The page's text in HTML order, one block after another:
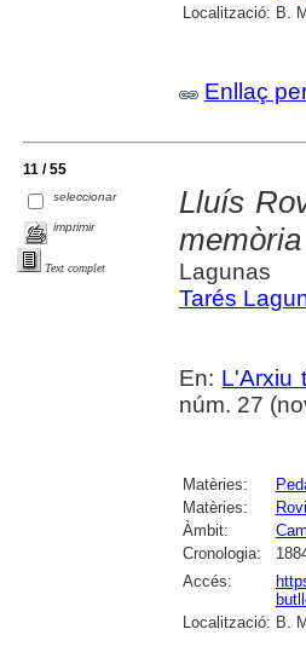
Localització: B.
Enllaç
11 / 55
seleccionar
imprimir
Text complet
Lluís
Lagunas
Tarés
En: L'Arxiu
núm. 27
Matèries:
Matèries:
Àmbit:
Cronologia:
Accés:
Localització: B.